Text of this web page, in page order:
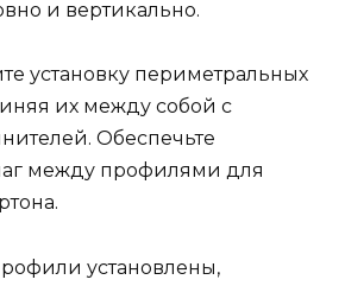
и вертикально.
установку периметральных
их между собой с
Обеспечьте
между профилями для
установлены,